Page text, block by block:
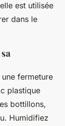
est utilisée
dans le
fermeture
plastique
bottillons,
Humidifiez